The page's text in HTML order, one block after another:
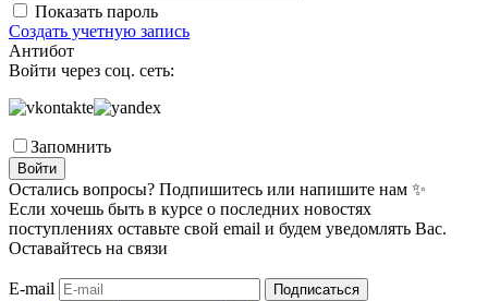
Показать пароль
Создать учетную запись
Антибот
Войти через соц. сеть:
Запомнить
Войти
Остались вопросы? Подпишитесь или напишите нам ✨
Если хочешь быть в курсе о последних новостях
поступлениях оставьте свой email и будем уведомлять Вас.
Оставайтесь на связи
E-mail Подписаться